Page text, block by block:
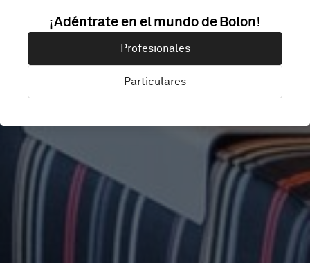
HOIST
Stockholm, Suecia
¡Adéntrate en el mundo de Bolon!
Profesionales
Particulares